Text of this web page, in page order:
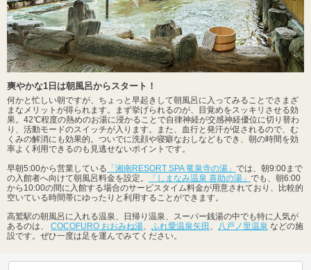
爽やかな1日は朝風呂からスタート！
何かと忙しい朝ですが、ちょっと早起きして朝風呂に入ってみることでさまざ
まなメリットが得られます。まず挙げられるのが、目覚めをスッキリさせる効
果。42℃程度の熱めのお湯に浸かることで自律神経が交感神経優位に切り替わ
り、活動モードのスイッチが入ります。また、血行と発汗が促されるので、む
くみの解消にも効果的。ついでに洗顔や寝癖なおしなどもでき、朝の時間を効
率よく利用できるのも見逃せないポイントです。
早朝5:00から営業している 「湘南RESORT SPA 竜泉寺の湯」 では、朝9:00まで
の入館者へ向けて朝風呂料金を設定。
「しまなみ温泉 喜助の湯」 でも、朝6:00
から10:00の間に入館する場合のサービスタイム料金が用意されており、比較的
空いている時間帯にゆったりと利用することができます。
高鷲駅の朝風呂に入れる温泉、日帰り温泉、スーパー銭湯の中でも特に人気が
あるのは、 COCOFURO おおみね湯、 ふれ愛温泉矢田 、 八戸ノ里温泉 などの施
設です。ぜひ一度は足を運んでみてください。